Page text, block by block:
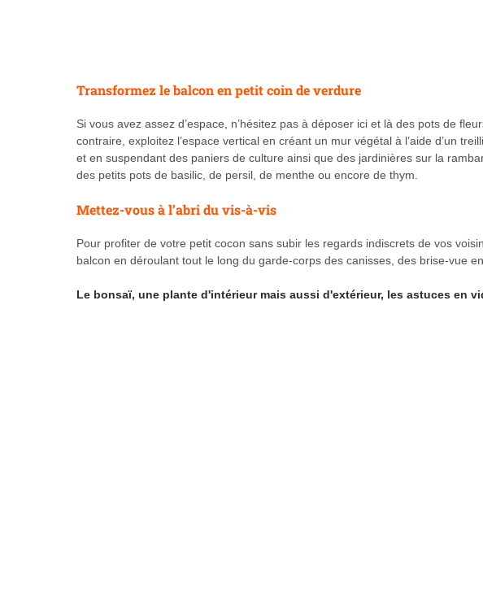
Transformez le balcon en petit coin de verdure
Si vous avez assez d’espace, n’hésitez pas à déposer ici et là des pots de
contraire, exploitez l’espace vertical en créant un mur végétal à l’aide d’un
et en suspendant des paniers de culture ainsi que des jardinières sur la
des petits pots de basilic, de persil, de menthe ou encore de thym.
Mettez-vous à l’abri du vis-à-vis
Pour profiter de votre petit cocon sans subir les regards indiscrets de vos
balcon en déroulant tout le long du garde-corps des canisses, des brise-vue
Le bonsaï, une plante d'intérieur mais aussi d'extérieur, les astuces en